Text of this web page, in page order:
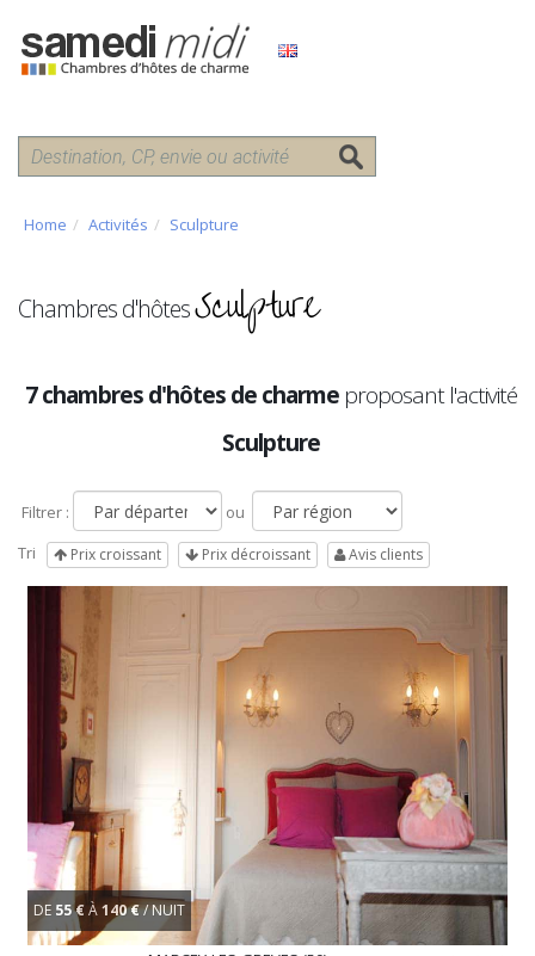
Home Activités Sculpture
Chambres d'hôtesSculpture
7 chambres d'hôtes de charme proposant l'activité
Sculpture
Filtrer :
ou
Tri
Prix croissant Prix décroissant Avis clients
DE 55 €À140 €/ NUIT